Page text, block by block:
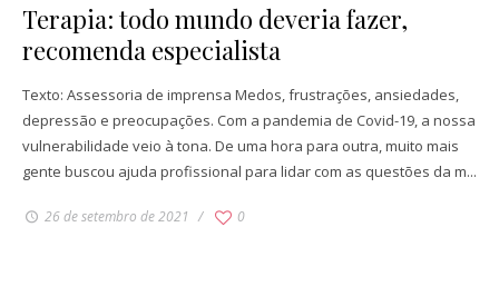
Terapia: todo mundo deveria fazer,
recomenda especialista
Texto: Assessoria de imprensa Medos, frustrações, ansiedades,
depressão e preocupações. Com a pandemia de Covid-19, a nossa
vulnerabilidade veio à tona. De uma hora para outra, muito mais
gente buscou ajuda profissional para lidar com as questões da m...
26 de setembro de 2021 0